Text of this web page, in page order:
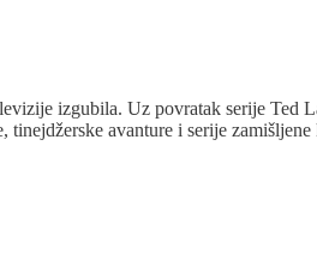
izgubila. Uz povratak serije Ted
avanture i serije